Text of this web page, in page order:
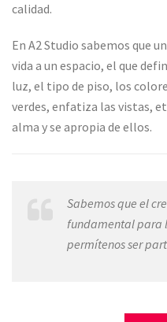
calidad.
En A2 Studio sabemos que
vida a un espacio, el que
luz, el tipo de piso, los
verdes, enfatiza las vistas,
alma y se apropia de ellos.
Sabemos que el
fundamental para
permítenos ser